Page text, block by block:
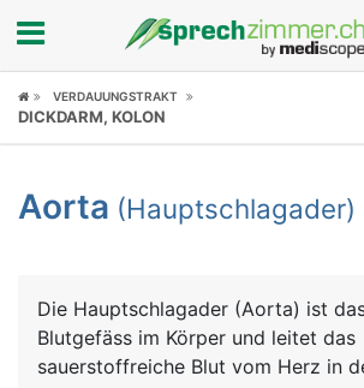
Fokus
Symptome
News
VERDAUUNGSTRAKT
DICKDARM, KOLON
Aorta (Hauptschlagader)
Die Hauptschlagader (Aorta) ist
Blutgefäss im Körper und leitet das
sauerstoffreiche Blut vom Herz in